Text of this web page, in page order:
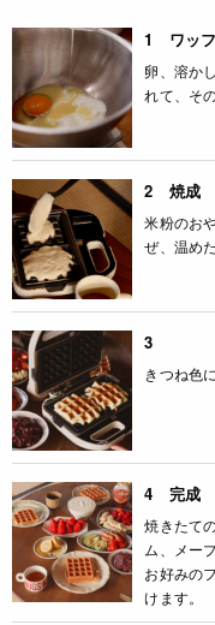
1 ワッ
卵、溶か
れて、そ
2 焼成
米粉のお
ぜ、温め
3
きつね色
4 完成
焼きたて
ム、メー
お好みの
けます。